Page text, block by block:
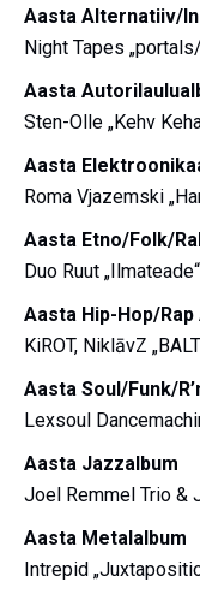
Aasta Alternatiiv/
Night Tapes
Aasta
Sten-Olle „Kehv
Aasta
Roma Vjazemski
Aasta Etno/Folk/
Duo Ruut „Ilmateade“
Aasta Hip-Hop/
KiROT, NiklāvZ
Aasta Soul/Funk/
Lexsoul
Aasta Jazzalbum
Joel Remmel Trio &
Aasta Metalalbum
Intrepid